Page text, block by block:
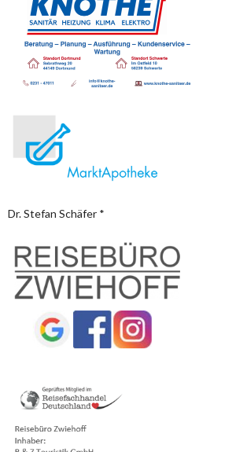
Dr. Stefan Schäfer *